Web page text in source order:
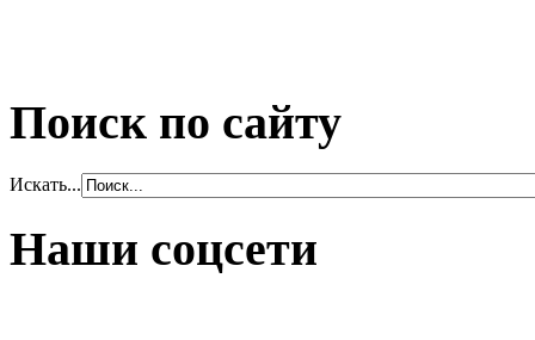
Поиск по сайту
Искать...
Наши соцсети